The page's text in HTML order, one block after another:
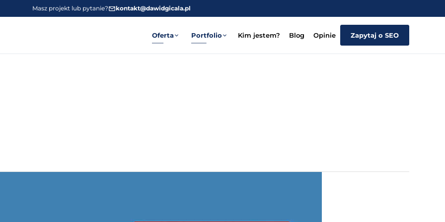
Masz projekt lub pytanie? kontakt@dawidgicala.pl
Oferta Portfolio Kim jestem? Blog Opinie Zapytaj o SEO